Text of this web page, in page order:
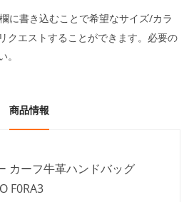
に書き込むことで希望なサイズ/カラ
クエストすることができます。必要の
商品情報
カーフ牛革ハンドバッグ
F0RA3